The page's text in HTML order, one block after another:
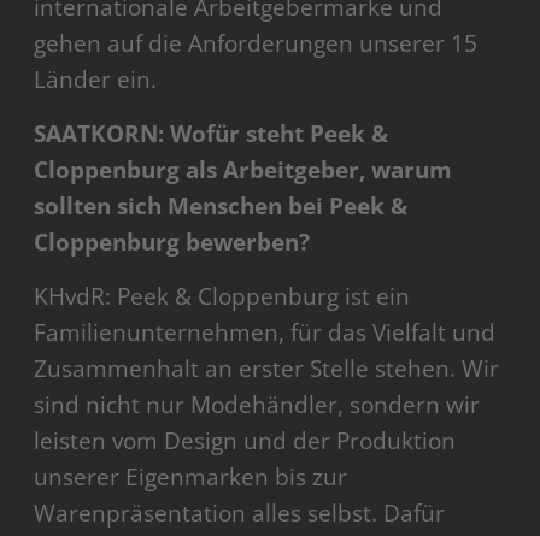
internationale Arbeitgebermarke und
gehen auf die Anforderungen unserer 15
Länder ein.
SAATKORN: Wofür steht Peek &
Cloppenburg als Arbeitgeber, warum
sollten sich Menschen bei Peek &
Cloppenburg bewerben?
KHvdR: Peek & Cloppenburg ist ein
Familienunternehmen, für das Vielfalt und
Zusammenhalt an erster Stelle stehen. Wir
sind nicht nur Modehändler, sondern wir
leisten vom Design und der Produktion
unserer Eigenmarken bis zur
Warenpräsentation alles selbst. Dafür